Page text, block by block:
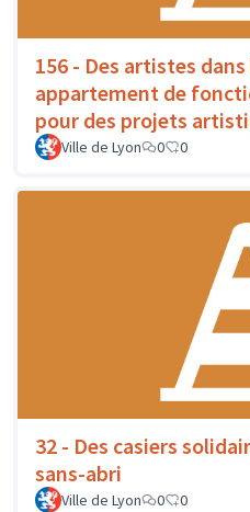
156 - Des artistes
appartement de
pour des projets
Ville de Lyon 0 0
32 - Des casiers
sans-abri
Ville de Lyon 0 0